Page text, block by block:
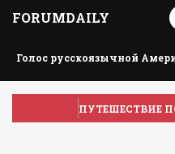
FORUMDAILY
Голос русскоязычной
ПУТЕШЕСТВИЕ ПО